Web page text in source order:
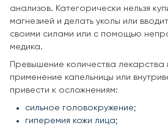
анализов. Категорически нельзя
магнезией и делать уколы или
своими силами или с помощью
медика.
Превышение количества лекарства
применение капельницы или
привести к осложнениям:
сильное головокружение;
гиперемия кожи лица;